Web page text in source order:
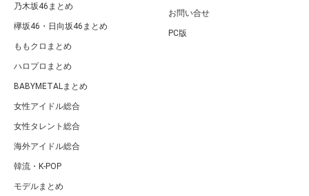
乃木坂46まとめ
欅坂46・日向坂46まとめ
ももクロまとめ
ハロプロまとめ
BABYMETALまとめ
女性アイドル総合
女性タレント総合
海外アイドル総合
韓流・K-POP
モデルまとめ
お問い合せ
PC版